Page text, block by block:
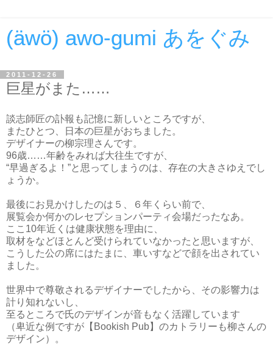
(äwö) awo-gumi あをぐみ
2011-12-26
巨星がまた……
談志師匠の訃報も記憶に新しいところですが、
またひとつ、日本の巨星がおちました。
デザイナーの柳宗理さんです。
96歳……年齢をみれば大往生ですが、
“早過ぎるよ！”と思ってしまうのは、存在の大きさゆえでし
ょうか。
最後にお見かけしたのは５、６年くらい前で、
展覧会か何かのレセプションパーティ会場だったなあ。
ここ10年近くは健康状態を理由に、
取材をなどほとんど受けられていなかったと思いますが、
こうした公の席にはたまに、車いすなどで顔を出されてい
ました。
世界中で尊敬されるデザイナーでしたから、その影響力は
計り知れないし、
至るところで氏のデザインが音もなく活躍しています
（卑近な例ですが【Bookish Pub】のカトラリーも柳さんの
デザイン）。